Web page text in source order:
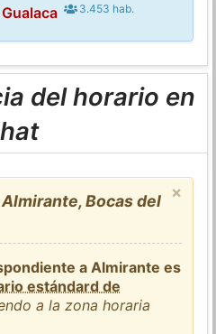
3.453 hab.
del horario en
×
Bocas del
a Almirante es
estándard de
a la zona horaria